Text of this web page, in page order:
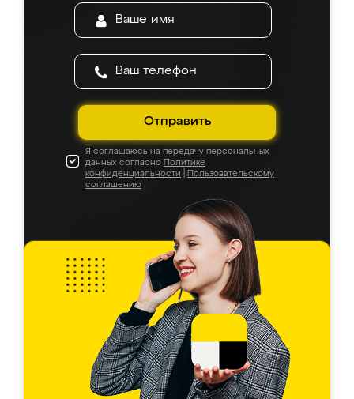
Отправить
Я соглашаюсь на передачу персональных
данных согласно Политике
конфиденциальности
Пользовательскому
соглашению